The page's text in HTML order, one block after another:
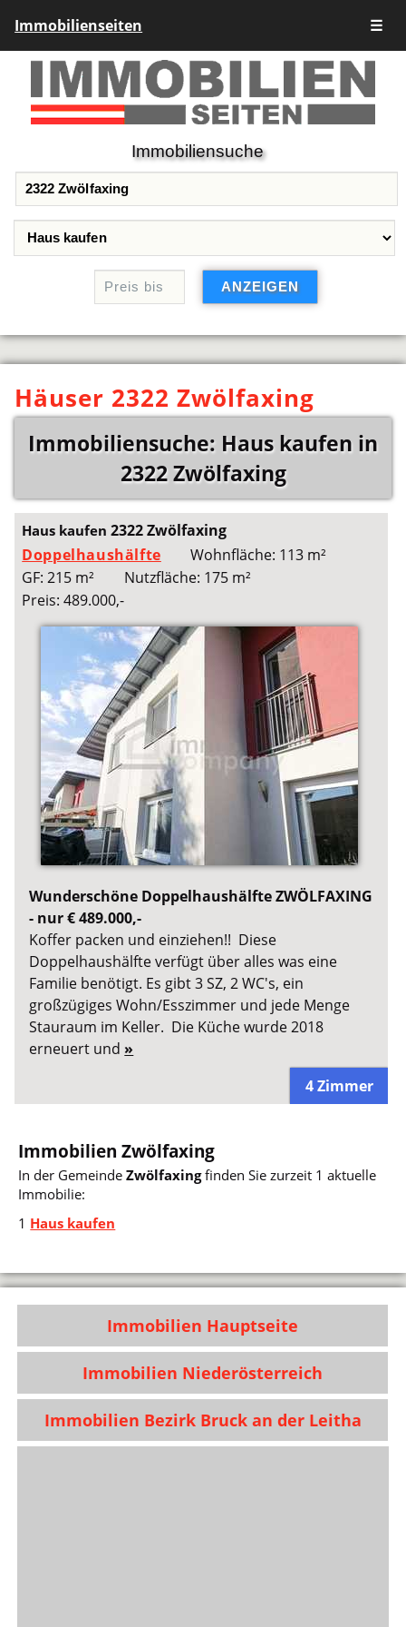
Immobilienseiten ☰
Immobiliensuche
Häuser 2322 Zwölfaxing
Immobiliensuche: Haus kaufen in
2322 Zwölfaxing
Haus kaufen2322 Zwölfaxing
Doppelhaushälfte
Wohnfläche: 113 m²
GF: 215 m²
Nutzfläche: 175 m²
Preis: 489.000,-
Wunderschöne Doppelhaushälfte ZWÖLFAXING
- nur € 489.000,-
Koffer packen und einziehen!! Diese
Doppelhaushälfte verfügt über alles was eine
Familie benötigt. Es gibt 3 SZ, 2 WC's, ein
großzügiges Wohn/Esszimmer und jede Menge
Stauraum im Keller. Die Küche wurde 2018
erneuert und »
4 Zimmer
Immobilien Zwölfaxing
In der GemeindeZwölfaxingfinden Sie zurzeit 1 aktuelle
Immobilie:
1 Haus kaufen
Immobilien Hauptseite
Immobilien Niederösterreich
Immobilien Bezirk Bruck an der Leitha